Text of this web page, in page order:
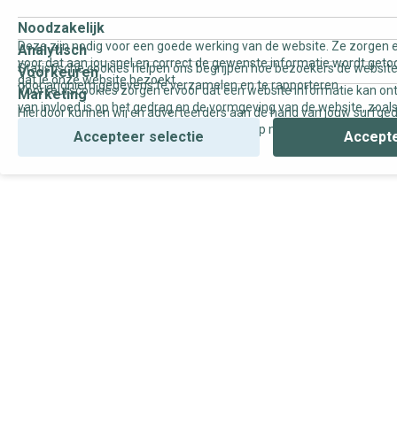
Noodzakelijk
Deze zijn nodig voor een goede werking van de website. Ze zorgen
voor dat aan jou snel en correct de gewenste informatie wordt
dat je onze website bezoekt.
Analytisch
Statistische cookies helpen ons begrijpen hoe bezoekers de
door anoniem gegevens te verzamelen en te rapporteren.
Voorkeuren
Voorkeurscookies zorgen ervoor dat een website informatie kan
van invloed is op het gedrag en de vormgeving van de website,
Marketing
Hierdoor kunnen wij en adverteerders aan de hand van jouw
gepersonaliseerde online advertenties en op maat gemaakte
Accepteer selectie